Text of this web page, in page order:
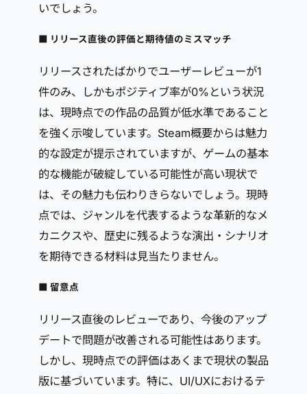
いでしょう。
■ リリース直後の評価と期待値のミスマッチ
リリースされたばかりでユーザーレビューが1
件のみ、しかもポジティブ率が0%という状況
は、現時点での作品の品質が低水準であること
を強く示唆しています。Steam概要からは魅力
的な設定が提示されていますが、ゲームの基本
的な機能が破綻している可能性が高い現状で
は、その魅力も伝わりきらないでしょう。現時
点では、ジャンルを代表するような革新的なメ
カニクスや、歴史に残るような演出・シナリオ
を期待できる材料は見当たりません。
■ 留意点
リリース直後のレビューであり、今後のアップ
デートで問題が改善される可能性はあります。
しかし、現時点での評価はあくまで現状の製品
版に基づいています。特に、UI/UXにおけるテ